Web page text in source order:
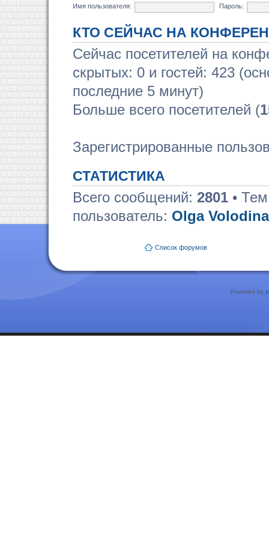
Имя пользователя:
Пароль:
КТО СЕЙЧАС НА
Сейчас посетителей на
скрытых: 0 и гостей: 423
последние 5 минут)
Больше всего посетителей (
Зарегистрированные
СТАТИСТИКА
Всего сообщений: 2801 •
пользователь: Olga Volodina
Список форумов
Powered by